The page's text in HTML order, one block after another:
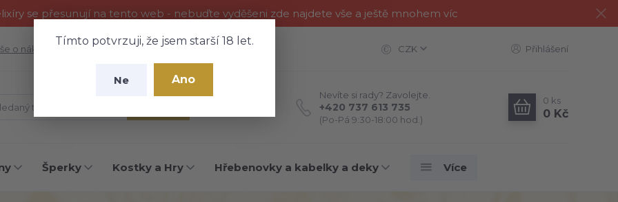
se přesunují na tento web - nebuďte vyděšeni zde najdete vše a ještě mnohem víc
Tímto potvrzuji, že jsem starší 18 let.
Ne Ano
o nákupu Fotogalerie Kontakty CZK Přihlášení
Nevíte si rady? Zavolejte.
+420 737 613 735
(Po-Pá 9:30-18:00 hod.)
0 ks
0 Kč
Šperky Kostky a Hry Hřebenovky a kabelky a deky Více